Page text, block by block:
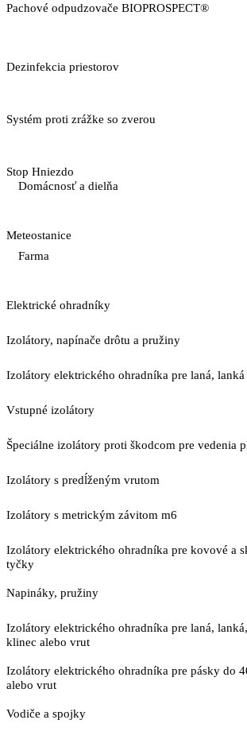
Pachové odpudzovače BIOPROSPECT®
Dezinfekcia priestorov
Systém proti zrážke so zverou
Stop Hniezdo
Domácnosť a dielňa
Meteostanice
Farma
Elektrické ohradníky
Izolátory, napínače drôtu a pružiny
Izolátory elektrického ohradníka pre laná,
Vstupné izolátory
Špeciálne izolátory proti škodcom pre vedenia
Izolátory s predĺženým vrutom
Izolátory s metrickým závitom m6
Izolátory elektrického ohradníka pre kovové a
tyčky
Napináky, pružiny
Izolátory elektrického ohradníka pre laná,
klinec alebo vrut
Izolátory elektrického ohradníka pre pásky do
alebo vrut
Vodiče a spojky